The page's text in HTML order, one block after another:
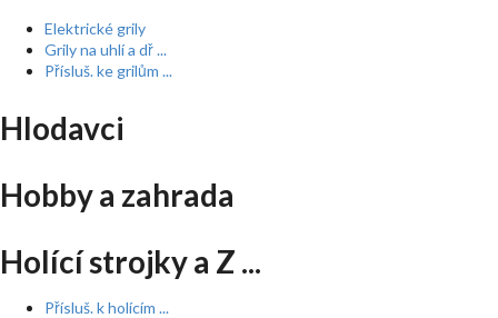
Elektrické grily
Grily na uhlí a dř ...
Přísluš. ke grilům ...
Hlodavci
Hobby a zahrada
Holící strojky a Z ...
Přísluš. k holícím ...